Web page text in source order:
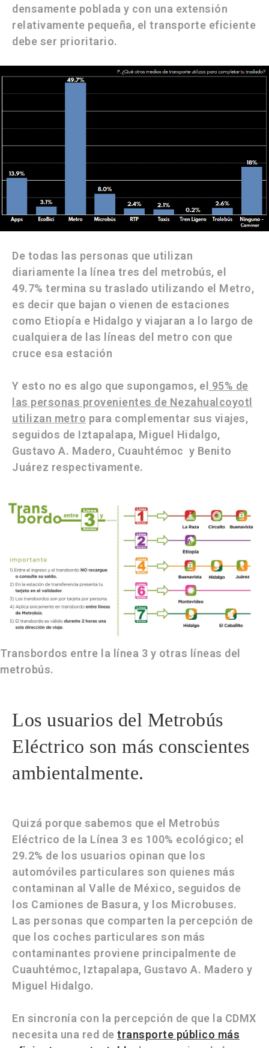
densamente poblada y con una extensión
relativamente pequeña, el transporte eficiente
debe ser prioritario.
De todas las personas que utilizan
diariamente la línea tres del metrobús, el
49.7% termina su traslado utilizando el Metro,
es decir que bajan o vienen de estaciones
como Etiopía e Hidalgo y viajaran a lo largo de
cualquiera de las líneas del metro con que
cruce esa estación
Y esto no es algo que supongamos, el 95% de
las personas provenientes de Nezahualcoyotl
utilizan metro para complementar sus viajes,
seguidos de Iztapalapa, Miguel Hidalgo,
Gustavo A. Madero, Cuauhtémoc y Benito
Juárez respectivamente.
Transbordos entre la línea 3 y otras líneas del
metrobús.
Los usuarios del Metrobús
Eléctrico son más conscientes
ambientalmente.
Quizá porque sabemos que el Metrobús
Eléctrico de la Línea 3 es 100% ecológico; el
29.2% de los usuarios opinan que los
automóviles particulares son quienes más
contaminan al Valle de México, seguidos de
los Camiones de Basura, y los Microbuses.
Las personas que comparten la percepción de
que los coches particulares son más
contaminantes proviene principalmente de
Cuauhtémoc, Iztapalapa, Gustavo A. Madero y
Miguel Hidalgo.
En sincronía con la percepción de que la CDMX
necesita una red de transporte público más